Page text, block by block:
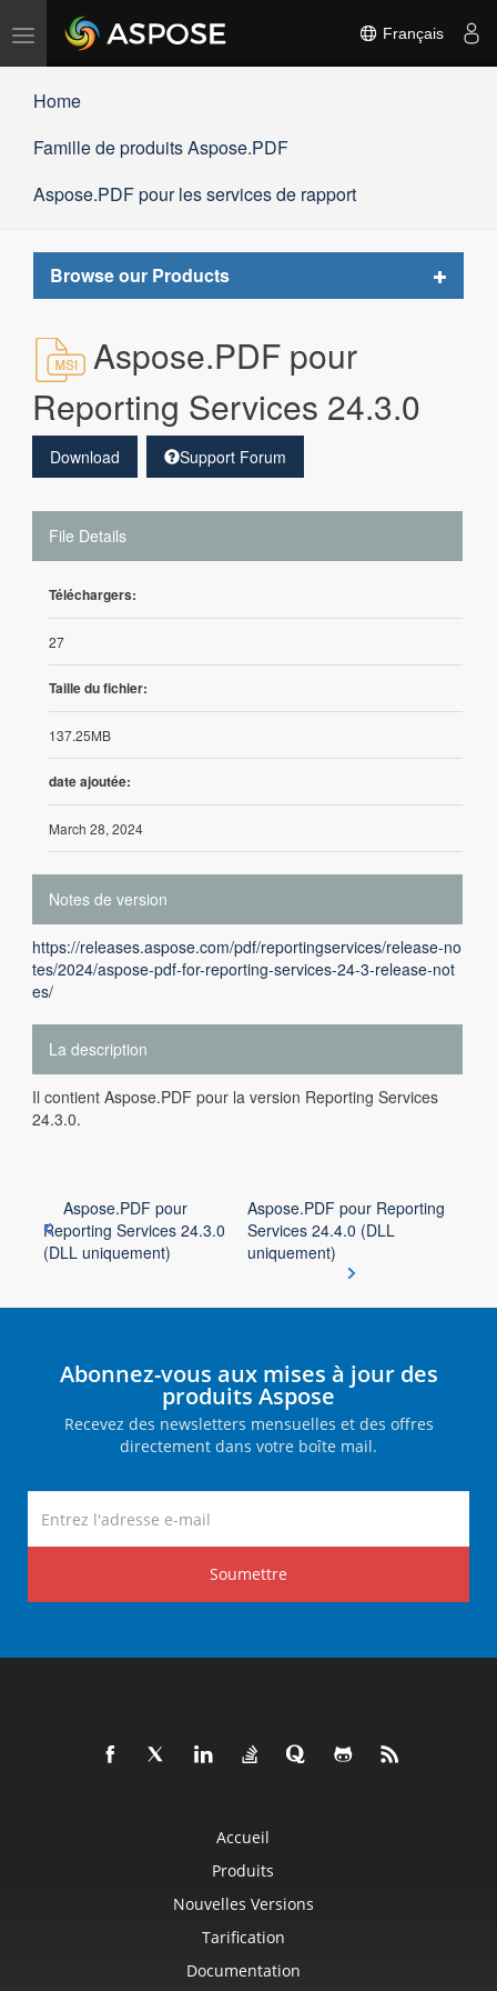
Basculer
Français
Home
Famille de produits Aspose.PDF
Aspose.PDF pour les services de rapport
Browse our Products
Toggle
Aspose.PDF pour
Reporting Services 24.3.0
Download Support Forum
File Details
Téléchargers:
27
Taille du fichier:
137.25MB
date ajoutée:
March 28, 2024
Notes de version
https://releases.aspose.com/pdf/reportingservices/release-no
tes/2024/aspose-pdf-for-reporting-services-24-3-release-not
es/
La description
Il contient Aspose.PDF pour la version Reporting Services
24.3.0.
Aspose.PDF pour
Reporting Services 24.3.0
(DLL uniquement)
Aspose.PDF pour Reporting
Services 24.4.0 (DLL
uniquement)
Abonnez-vous aux mises à jour des
produits Aspose
Recevez des newsletters mensuelles et des offres
directement dans votre boîte mail.
Soumettre
Accueil
Produits
Nouvelles Versions
Tarification
Documentation